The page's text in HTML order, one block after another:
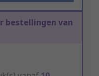
bestellingen van